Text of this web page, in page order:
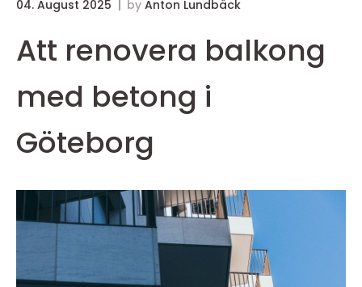
04. August 2025 by Anton Lundbäck
Att renovera balkong
med betong i
Göteborg